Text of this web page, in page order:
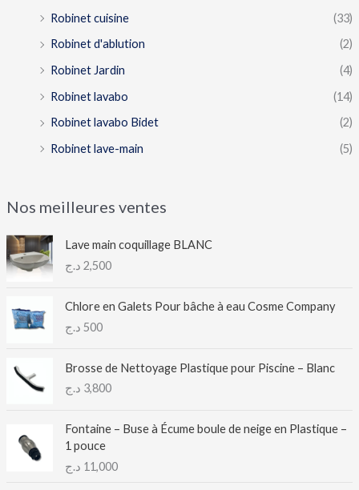
Robinet cuisine
(33)
Robinet d'ablution
(2)
Robinet Jardin
(4)
Robinet lavabo
(14)
Robinet lavabo Bidet
(2)
Robinet lave-main
(5)
Nos meilleures ventes
Lave main coquillage BLANC
2,500 د.ج
Chlore en Galets Pour bâche à eau Cosme Company
500 د.ج
Brosse de Nettoyage Plastique pour Piscine – Blanc
3,800 د.ج
Fontaine – Buse à Écume boule de neige en Plastique –
1 pouce
11,000 د.ج